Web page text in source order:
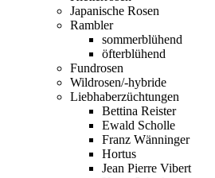
Japanische Rosen
Rambler
sommerblühend
öfterblühend
Fundrosen
Wildrosen/-hybride
Liebhaberzüchtungen
Bettina Reister
Ewald Scholle
Franz Wänninger
Hortus
Jean Pierre Vibert